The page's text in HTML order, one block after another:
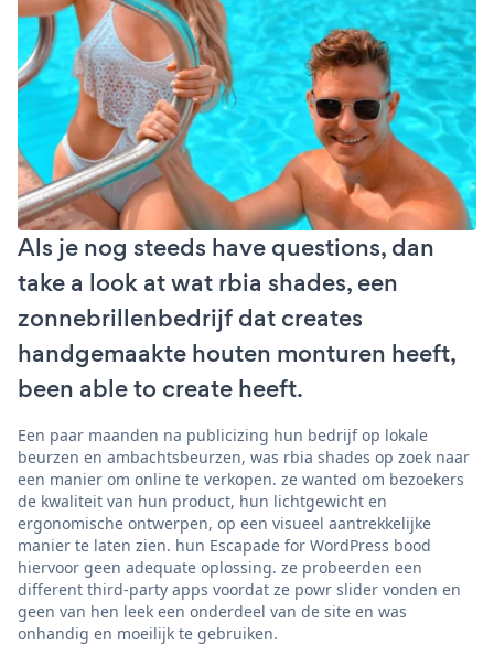
Als je nog steeds have questions, dan
take a look at wat rbia shades, een
zonnebrillenbedrijf dat creates
handgemaakte houten monturen heeft,
been able to create heeft.
Een paar maanden na publicizing hun bedrijf op lokale
beurzen en ambachtsbeurzen, was rbia shades op zoek naar
een manier om online te verkopen. ze wanted om bezoekers
de kwaliteit van hun product, hun lichtgewicht en
ergonomische ontwerpen, op een visueel aantrekkelijke
manier te laten zien. hun Escapade for WordPress bood
hiervoor geen adequate oplossing. ze probeerden een
different third-party apps voordat ze powr slider vonden en
geen van hen leek een onderdeel van de site en was
onhandig en moeilijk te gebruiken.